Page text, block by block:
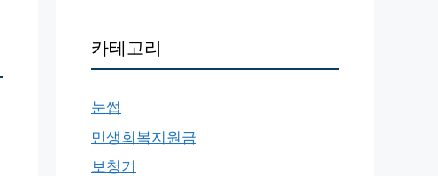
카테고리
눈썹
민생회복지원금
보청기